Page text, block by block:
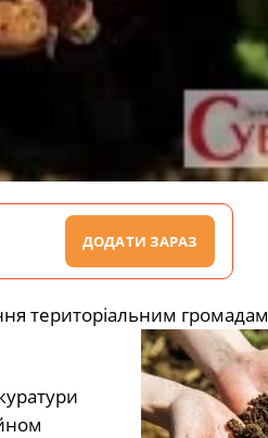
ДОДАТИ ЗАРАЗ
територіальним громадам